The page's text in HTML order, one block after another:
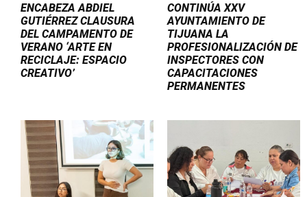
ENCABEZA ABDIEL
GUTIÉRREZ CLAUSURA
DEL CAMPAMENTO DE
VERANO ‘ARTE EN
RECICLAJE: ESPACIO
CREATIVO’
CONTINÚA XXV
AYUNTAMIENTO DE
TIJUANA LA
PROFESIONALIZACIÓN DE
INSPECTORES CON
CAPACITACIONES
PERMANENTES